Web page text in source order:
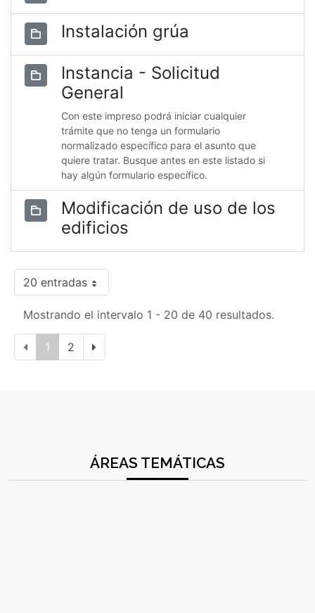
Instalación grúa
Instancia - Solicitud
General
Con este impreso podrá iniciar cualquier
trámite que no tenga un formulario
normalizado específico para el asunto que
quiere tratar. Busque antes en este listado si
hay algún formulario específico.
Modificación de uso de los
edificios
20 entradas
Mostrando el intervalo 1 - 20 de 40 resultados.
1 2
ÁREAS TEMÁTICAS